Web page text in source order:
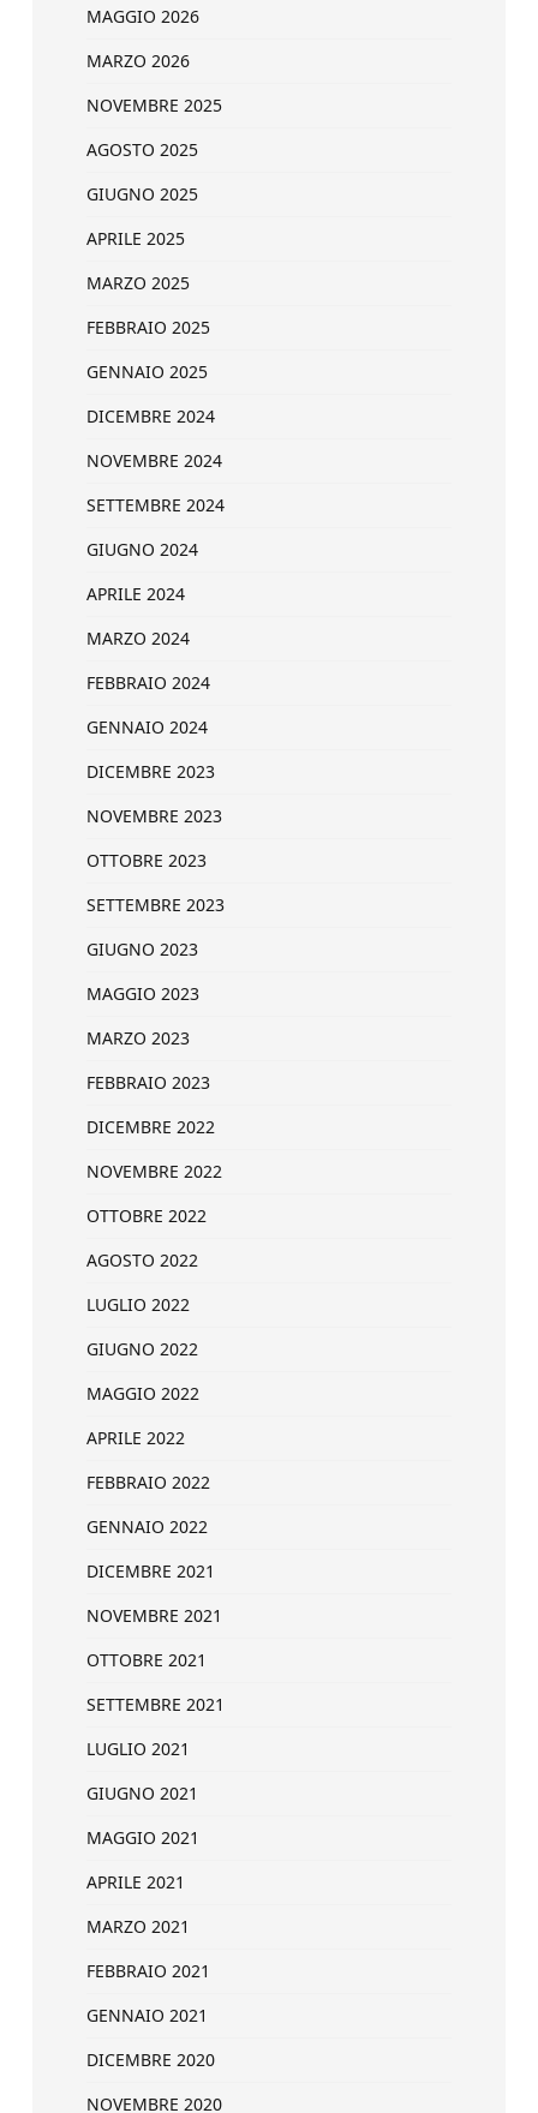
MAGGIO 2026
MARZO 2026
NOVEMBRE 2025
AGOSTO 2025
GIUGNO 2025
APRILE 2025
MARZO 2025
FEBBRAIO 2025
GENNAIO 2025
DICEMBRE 2024
NOVEMBRE 2024
SETTEMBRE 2024
GIUGNO 2024
APRILE 2024
MARZO 2024
FEBBRAIO 2024
GENNAIO 2024
DICEMBRE 2023
NOVEMBRE 2023
OTTOBRE 2023
SETTEMBRE 2023
GIUGNO 2023
MAGGIO 2023
MARZO 2023
FEBBRAIO 2023
DICEMBRE 2022
NOVEMBRE 2022
OTTOBRE 2022
AGOSTO 2022
LUGLIO 2022
GIUGNO 2022
MAGGIO 2022
APRILE 2022
FEBBRAIO 2022
GENNAIO 2022
DICEMBRE 2021
NOVEMBRE 2021
OTTOBRE 2021
SETTEMBRE 2021
LUGLIO 2021
GIUGNO 2021
MAGGIO 2021
APRILE 2021
MARZO 2021
FEBBRAIO 2021
GENNAIO 2021
DICEMBRE 2020
NOVEMBRE 2020